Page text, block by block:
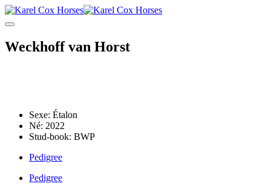
Weckhoff van Horst
Sexe: Étalon
Né: 2022
Stud-book: BWP
Pedigree
Pedigree